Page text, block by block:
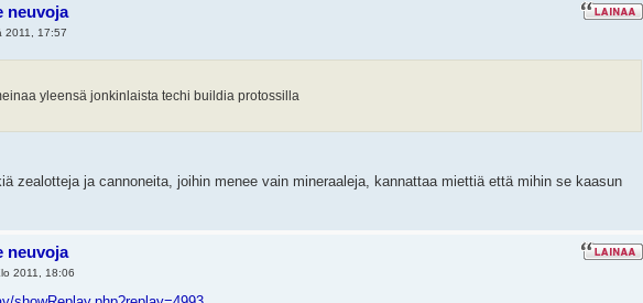
neuvoja
2011, 17:57
yleensä jonkinlaista techi buildia protossilla
zealotteja ja cannoneita, joihin menee vain mineraaleja, kannattaa miettiä että mihin se kaasun
neuvoja
2011, 18:06